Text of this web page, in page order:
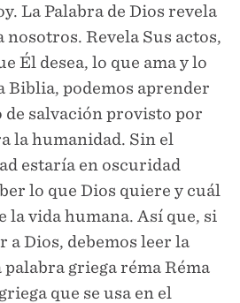
La Palabra de Dios revela
nosotros. Revela Sus actos,
Él desea, lo que ama y lo
Biblia, podemos aprender
de salvación provisto por
la humanidad. Sin el
estaría en oscuridad
lo que Dios quiere y cuál
la vida humana. Así que, si
a Dios, debemos leer la
griega réma Réma
que se usa en el